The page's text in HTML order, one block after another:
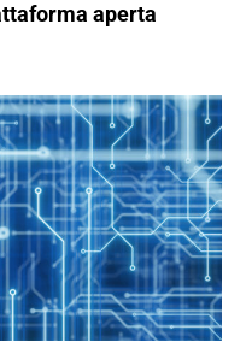
aperta